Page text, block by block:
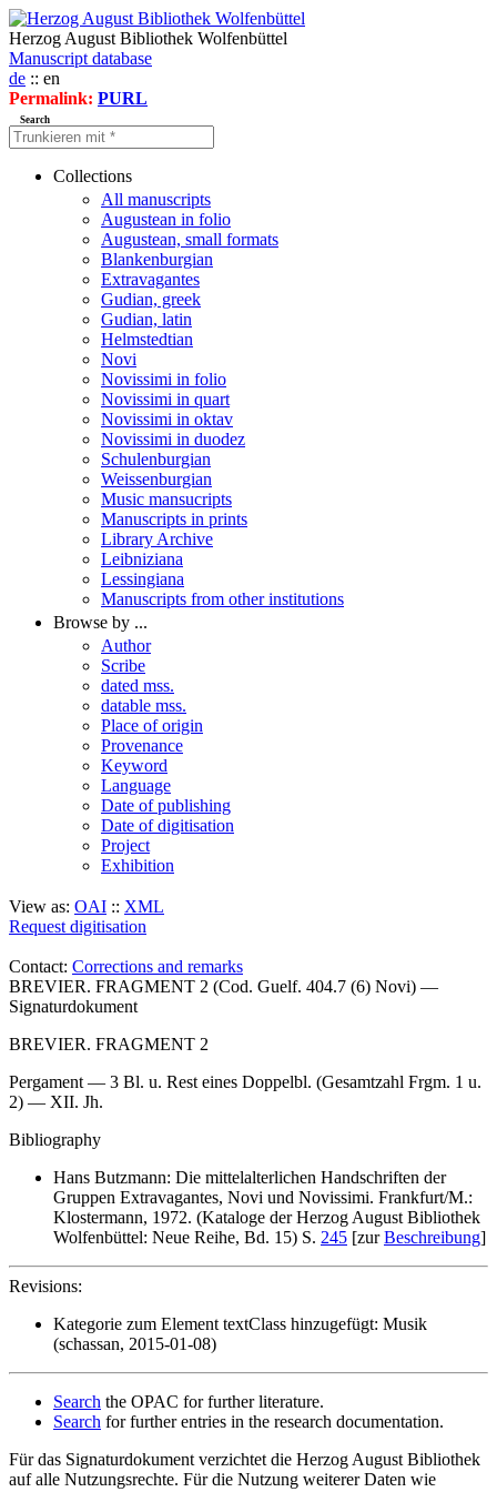
Herzog August Bibliothek Wolfenbüttel
Manuscript database
de :: en
Permalink: PURL
Search
Collections
All manuscripts
Augustean in folio
Augustean, small formats
Blankenburgian
Extravagantes
Gudian, greek
Gudian, latin
Helmstedtian
Novi
Novissimi in folio
Novissimi in quart
Novissimi in oktav
Novissimi in duodez
Schulenburgian
Weissenburgian
Music mansucripts
Manuscripts in prints
Library Archive
Leibniziana
Lessingiana
Manuscripts from other institutions
Browse by ...
Author
Scribe
dated mss.
datable mss.
Place of origin
Provenance
Keyword
Language
Date of publishing
Date of digitisation
Project
Exhibition
View as: OAI :: XML
Request digitisation
Contact: Corrections and remarks
BREVIER. FRAGMENT 2 (Cod. Guelf. 404.7 (6) Novi) —
Signaturdokument
BREVIER. FRAGMENT 2
Pergament — 3 Bl. u. Rest eines Doppelbl. (Gesamtzahl Frgm. 1 u.
2) — XII. Jh.
Bibliography
Hans Butzmann: Die mittelalterlichen Handschriften der
Gruppen Extravagantes, Novi und Novissimi. Frankfurt/M.:
Klostermann, 1972. (Kataloge der Herzog August Bibliothek
Wolfenbüttel: Neue Reihe, Bd. 15) S. 245 [zurBeschreibung]
Revisions:
Kategorie zum Element textClass hinzugefügt: Musik
(schassan, 2015-01-08)
Search the OPAC for further literature.
Search for further entries in the research documentation.
Für das Signaturdokument verzichtet die Herzog August Bibliothek
auf alle Nutzungsrechte. Für die Nutzung weiterer Daten wie